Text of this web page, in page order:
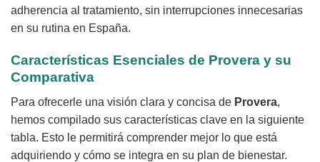
adherencia al tratamiento, sin interrupciones innecesarias
en su rutina en España.
Características Esenciales de Provera y su
Comparativa
Para ofrecerle una visión clara y concisa de Provera,
hemos compilado sus características clave en la siguiente
tabla. Esto le permitirá comprender mejor lo que está
adquiriendo y cómo se integra en su plan de bienestar.